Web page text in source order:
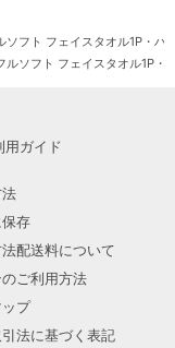
ソフト フェイスタオル1P・ハ
ルソフト フェイスタオル1P・
用ガイド
存
配送料について
ご利用方法
プ
法に基づく表記